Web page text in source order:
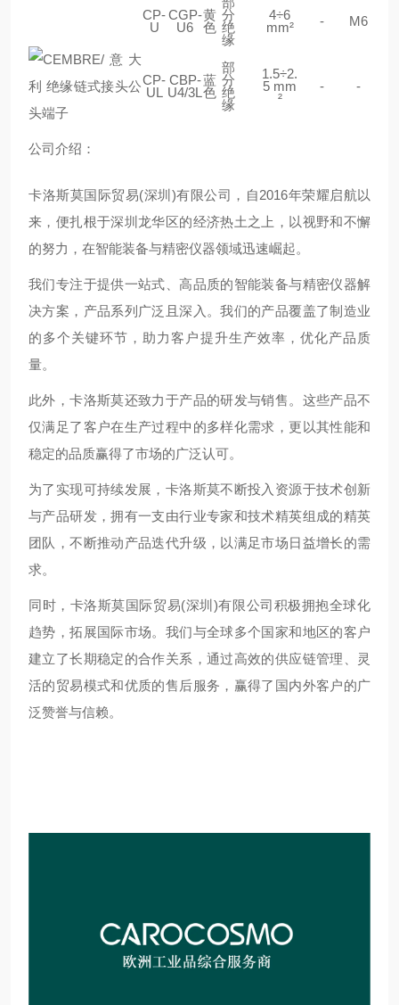
CP-
U
CGP-
U6
黄
色
分
绝
缘
4÷6
mm²
- M6
CP-
UL
CBP-
U4/3L
蓝
色
部
分
绝
缘
1.5÷2.
5 mm
²
- -
公司介绍：
卡洛斯莫国际贸易(深圳)有限公司，自2016年荣耀启航以
来，便扎根于深圳龙华区的经济热土之上，以视野和不懈
的努力，在智能装备与精密仪器领域迅速崛起。
我们专注于提供一站式、高品质的智能装备与精密仪器解
决方案，产品系列广泛且深入。我们的产品覆盖了制造业
的多个关键环节，助力客户提升生产效率，优化产品质
量。
此外，卡洛斯莫还致力于产品的研发与销售。这些产品不
仅满足了客户在生产过程中的多样化需求，更以其性能和
稳定的品质赢得了市场的广泛认可。
为了实现可持续发展，卡洛斯莫不断投入资源于技术创新
与产品研发，拥有一支由行业专家和技术精英组成的精英
团队，不断推动产品迭代升级，以满足市场日益增长的需
求。
同时，卡洛斯莫国际贸易(深圳)有限公司积极拥抱全球化
趋势，拓展国际市场。我们与全球多个国家和地区的客户
建立了长期稳定的合作关系，通过高效的供应链管理、灵
活的贸易模式和优质的售后服务，赢得了国内外客户的广
泛赞誉与信赖。